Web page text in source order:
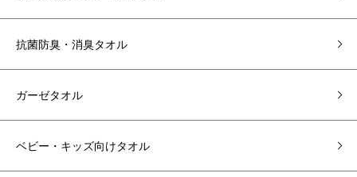
抗菌防臭・消臭タオル
ガーゼタオル
ベビー・キッズ向けタオル